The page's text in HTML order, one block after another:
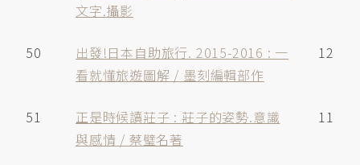
文字.攝影
50
出發!日本自助旅行. 2015-2016 : 一
看就懂旅遊圖解 / 墨刻編輯部作
12
51
正是時候讀莊子 : 莊子的姿勢.意識
與感情 / 蔡璧名著
11